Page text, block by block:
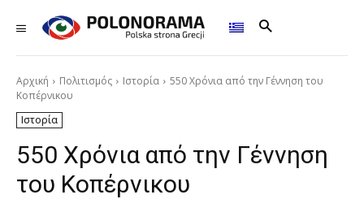
Αρχική Πολιτισμός Ιστορία
550 Χρόνια από την Γέννηση του
Κοπέρνικου
Ιστορία
550 Χρόνια από την Γέννηση
του Κοπέρνικου